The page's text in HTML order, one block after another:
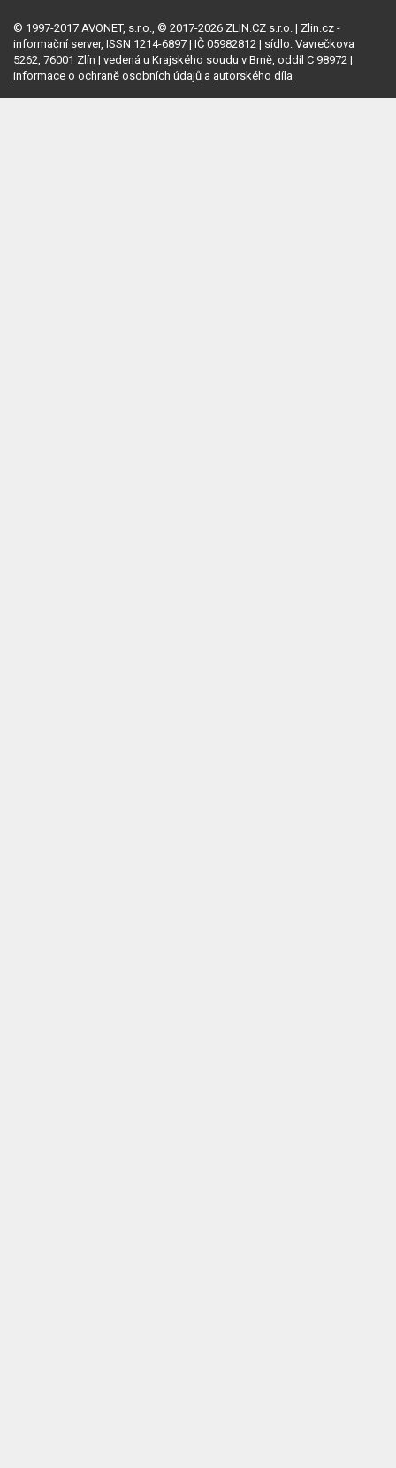
© 1997-2017 AVONET, s.r.o., © 2017-2026 ZLIN.CZ s.r.o. | Zlin.cz -
informační server, ISSN 1214-6897 | IČ 05982812 | sídlo: Vavrečkova
5262, 76001 Zlín | vedená u Krajského soudu v Brně, oddíl C 98972 |
informace o ochraně osobních údajů a autorského díla